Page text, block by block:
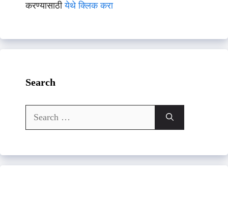
करण्यासाठीयेथे क्लिक करा
Search
Search
for: